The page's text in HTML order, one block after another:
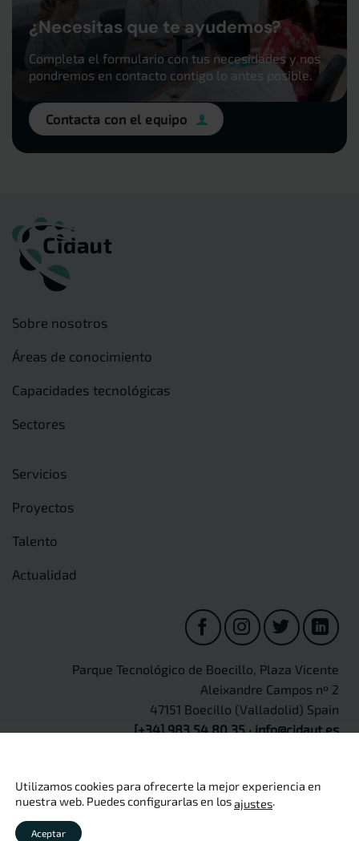
¿Necesitas que te ayudemos?
Completa el formulario con tus necesidades y nos
pondremos en contacto contigo lo antes posible.
Contacta con el equipo
Sobre nosotros
Áreas de conocimiento
Capacidades tecnológicas
Sectores
Servicios
Proyectos
Talento
Actualidad
Parque Tecnológico de Boecillo, Plaza Vicente
Aleixandre Campos nº 2
47151 Boecillo (Valladolid) Spain
[+34] 983 54 80 35·info@cidaut.es
Aviso legal ·
Copyright 2026 © CIDAUT
Utilizamos cookies para ofrecerte la mejor experiencia en
nuestra web. Puedes configurarlas en losajustes.
Aceptar